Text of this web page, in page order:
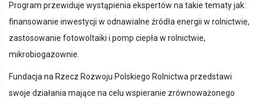
Program przewiduje wystąpienia ekspertów na takie tematy jak:
finansowanie inwestycji w odnawialne źródła energii w rolnictwie,
zastosowanie fotowoltaiki i pomp ciepła w rolnictwie,
mikrobiogazownie.
Fundacja na Rzecz Rozwoju Polskiego Rolnictwa przedstawi
swoje działania mające na celu wspieranie zrównoważonego